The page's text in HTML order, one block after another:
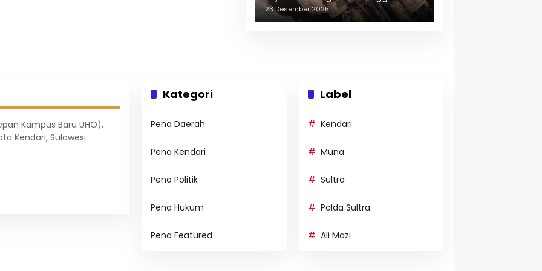
Berulang-ulang
23 Desember 2025
Kampus Baru UHO),
Kendari, Sulawesi
Kategori
Pena Daerah
Pena Kendari
Pena Politik
Pena Hukum
Pena Featured
Label
Kendari
Muna
Sultra
Polda Sultra
Ali Mazi